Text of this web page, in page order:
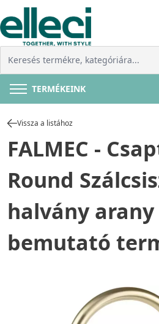
TERMÉKEINK
Vissza a listához
FALMEC -
Round
halvány
bemutató